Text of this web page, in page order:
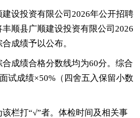
投资有限公司2026年公开招聘
丰顺县广顺建设投资有限公司2026
成绩予以公布。
成绩合格分数线均为60分。 综合
试成绩×50%（四舍五入保留小数
栏打“√”者。 体检时间及相关事